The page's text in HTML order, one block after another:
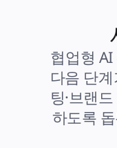
협업형
다음 단
팅·브랜
하도록